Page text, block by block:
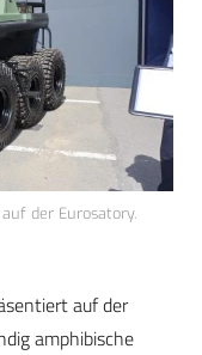
der Eurosatory.
auf der
amphibische